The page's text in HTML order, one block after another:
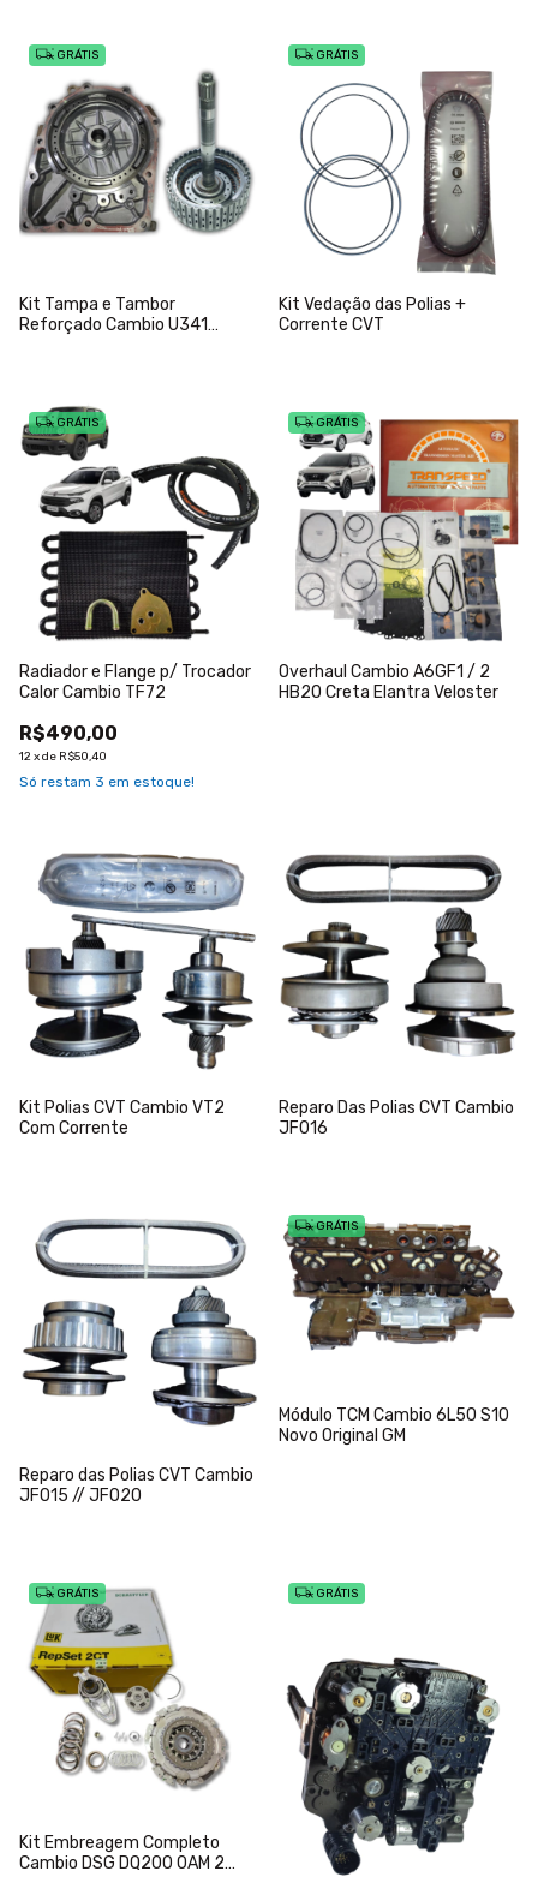
GRÁTIS
Kit Tampa e Tambor
Reforçado Cambio U341
GRÁTIS
Kit Vedação das Polias +
Corrente CVT
GRÁTIS
Radiador e Flange p/ Trocador
Calor Cambio TF72
R$490,00
12xde R$50,40
Só restam 3 em estoque!
GRÁTIS
Overhaul Cambio A6GF1 / 2
HB20 Creta Elantra Veloster
Kit Polias CVT Cambio VT2
Com Corrente
Reparo Das Polias CVT Cambio
JF016
Reparo das Polias CVT Cambio
JF015 // JF020
GRÁTIS
Módulo TCM Cambio 6L50 S10
Novo Original GM
GRÁTIS
Kit Embreagem Completo
Cambio DSG DQ200 0AM 2
GRÁTIS